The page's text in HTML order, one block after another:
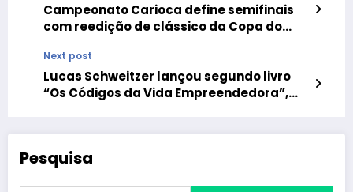
Campeonato Carioca define semifinais
com reedição de clássico da Copa do
Next post
Lucas Schweitzer lançou segundo livro
“Os Códigos da Vida Empreendedora”,
Pesquisa